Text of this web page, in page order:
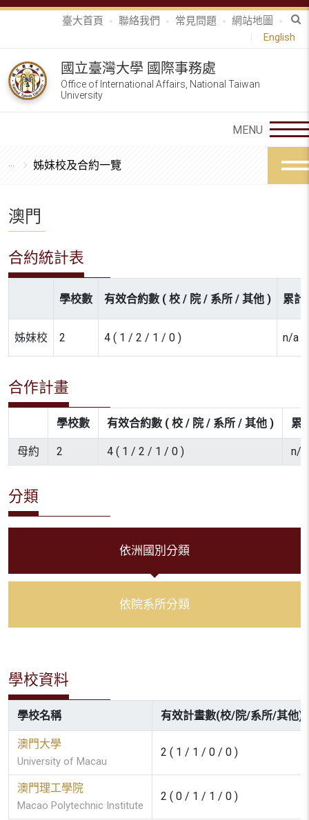
臺大首頁 聯絡我們 常見問題
網站地圖
English
國立臺灣大學 國際事務處
Office of International Affairs, National Taiwan
University
姊妹校及合約一覽
澳門
合約統計表
學校數 有效合約數 ( 校 / 院 / 系所 / 其他 ) 累計
姊妹校 2 4 ( 1 / 2 / 1 / 0 ) n/a
合作計畫
學校數 有效合約數 ( 校 / 院 / 系所 / 其他 ) 累
母約 2 4 ( 1 / 2 / 1 / 0 ) n/a
分類
依洲國別分類
依院系所分類
學校資料
學校名稱 有效計畫數(校/院/系所/其他)
澳門大學
University of Macau
2 ( 1 / 1 / 0 / 0 )
澳門理工學院
Macao Polytechnic Institute
2 ( 0 / 1 / 1 / 0 )